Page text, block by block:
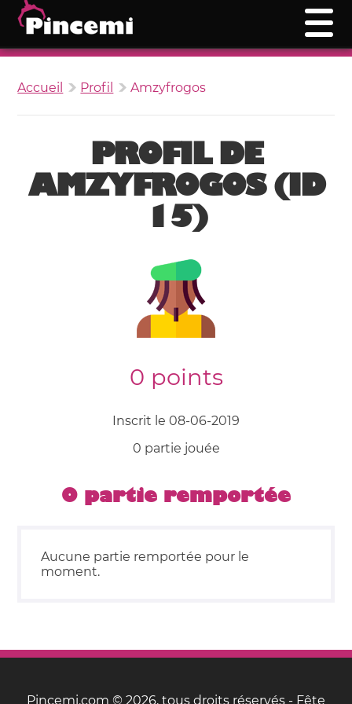
Accueil Profil Amzyfrogos
PROFIL DE
AMZYFROGOS (ID
15)
0 points
Inscrit le 08-06-2019
0 partie jouée
0 partie remportée
Aucune partie remportée pour le
moment.
Pincemi.com © 2026, tous droits réservés - Fête